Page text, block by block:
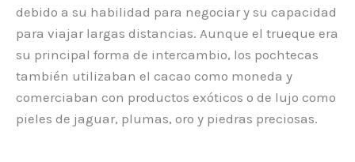
debido a su habilidad para negociar y su capacidad
para viajar largas distancias. Aunque el trueque era
su principal forma de intercambio, los pochtecas
también utilizaban el cacao como moneda y
comerciaban con productos exóticos o de lujo como
pieles de jaguar, plumas, oro y piedras preciosas.